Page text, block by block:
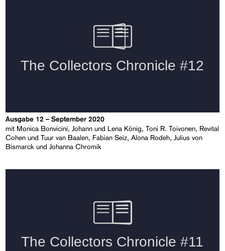
Ausgabe 12 – September 2020
mit Monica Bonvicini, Johann und Lena König, Toni R. Toivonen, Revital
Cohen und Tuur van Baalen, Fabian Seiz, Alona Rodeh, Julius von
Bismarck und Johanna Chromik